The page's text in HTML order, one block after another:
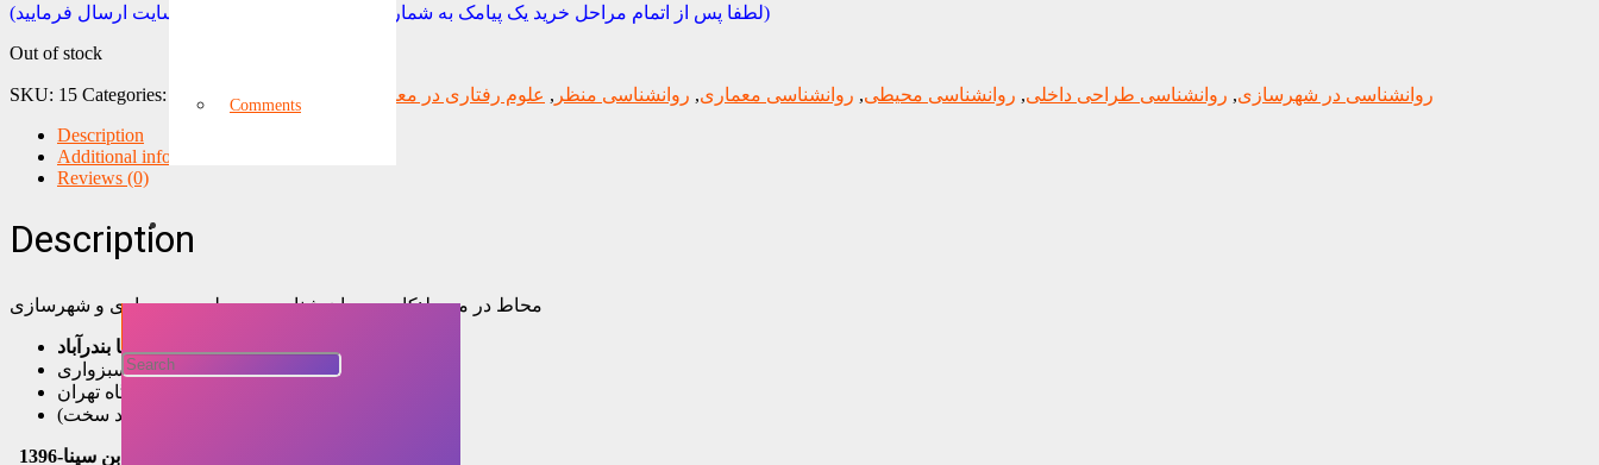
Comments
(لطفا پس از اتمام مراحل خرید یک پیامک به شماره 09365690241 مندرج در وبسایت ارسال فرمایید)
Out of stock
SKU: 15 Categories: Products, روانشناسی در شهرسازی, روانشناسی طراحی داخلی, روانشناسی محیطی, روانشناسی معماری, روانشناسی منظر , علوم رفتاری در معماری
Description
Additional information
Reviews (0)
Description
محاط در محیط:کاربرد روان شناسی محیطی در معماری و شهرسازی
نویسنده:دکتر آزاده شاهچراغی- دکتر علیرضا بندرآباد
ویراستار ادبی:گیتی سبزواری
انتشارات جهاد دانشگاهی-دانشگاه تهران
برنده جایزه کتاب سال ابن سینا-1396